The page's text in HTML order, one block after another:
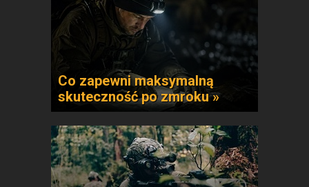
Co zapewni maksymalną
skuteczność po zmroku »